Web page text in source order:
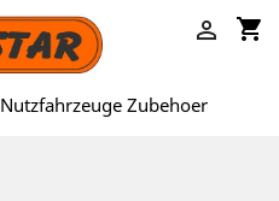
shopping_cart

Zubehoer